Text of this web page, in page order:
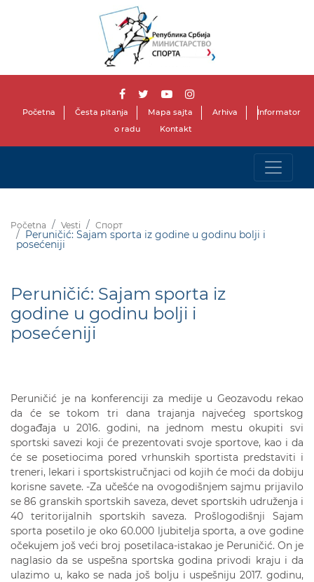
Početna Česta pitanja Mapa sajta Arhiva
Informator
o radu
Kontakt
Početna Vesti Спорт
Peruničić: Sajam sporta iz godine u godinu bolji i
posećeniji
Peruničić: Sajam sporta iz
godine u godinu bolji i
posećeniji
Peruničić je na konferenciji za medije u Geozavodu rekao
da će se tokom tri dana trajanja najvećeg sportskog
događaja u 2016. godini, na jednom mestu okupiti svi
sportski savezi koji će prezentovati svoje sportove, kao i da
će se posetiocima pored vrhunskih sportista predstaviti i
treneri, lekari i sportskistručnjaci od kojih će moći da dobiju
korisne savete. -Za učešće na ovogodišnjem sajmu prijavilo
se 86 granskih sportskih saveza, devet sportskih udruženja i
40 teritorijalnih sportskih saveza. Prošlogodišnji Sajam
sporta posetilo je oko 60.000 ljubitelja sporta, a ove godine
očekujem još veći broj posetilaca-istakao je Peruničić. On je
naglasio da se uspešna sportska godina privodi kraju i da
ulazimo u, kako se nada još bolju i uspešniju 2017. godinu,